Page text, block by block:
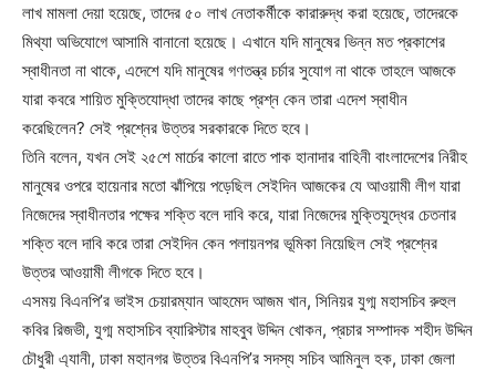
লাখ মামলা দেয়া হয়েছে, তাদের ৫০ লাখ নেতাকর্মীকে কারারুদ্ধ করা হয়েছে, তাদেরকে
মিথ্যা অভিযোগে আসামি বানানো হয়েছে। এখানে যদি মানুষের ভিন্ন মত প্রকাশের
স্বাধীনতা না থাকে, এদেশে যদি মানুষের গণতন্ত্র চর্চার সুযোগ না থাকে তাহলে আজকে
যারা কবরে শায়িত মুক্তিযোদ্ধা তাদের কাছে প্রশ্ন কেন তারা এদেশ স্বাধীন
করেছিলেন? সেই প্রশ্নের উত্তর সরকারকে দিতে হবে।
তিনি বলেন, যখন সেই ২৫শে মার্চের কালো রাতে পাক হানাদার বাহিনী বাংলাদেশের নিরীহ
মানুষের ওপরে হায়েনার মতো ঝাঁপিয়ে পড়েছিল সেইদিন আজকের যে আওয়ামী লীগ যারা
নিজেদের স্বাধীনতার পক্ষের শক্তি বলে দাবি করে, যারা নিজেদের মুক্তিযুদ্ধের চেতনার
শক্তি বলে দাবি করে তারা সেইদিন কেন পলায়নপর ভূমিকা নিয়েছিল সেই প্রশ্নের
উত্তর আওয়ামী লীগকে দিতে হবে।
এসময় বিএনপি’র ভাইস চেয়ারম্যান আহমেদ আজম খান, সিনিয়র যুগ্ম মহাসচিব রুহুল
কবির রিজভী, যুগ্ম মহাসচিব ব্যারিস্টার মাহবুব উদ্দিন খোকন, প্রচার সম্পাদক শহীদ উদ্দিন
চৌধুরী এ্যানী, ঢাকা মহানগর উত্তর বিএনপি’র সদস্য সচিব আমিনুল হক, ঢাকা জেলা